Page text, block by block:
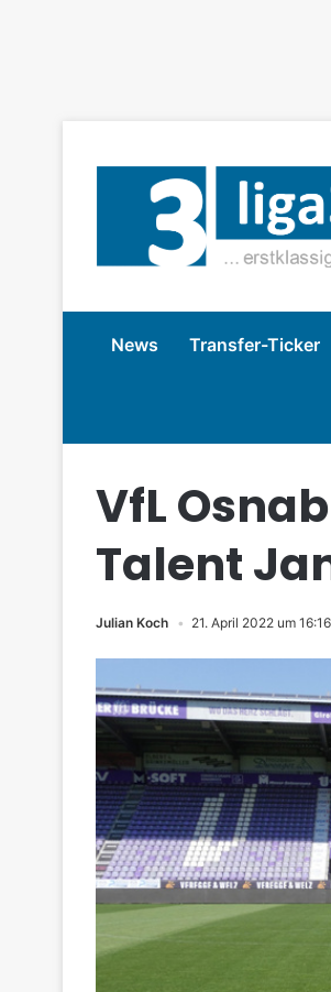
News Transfer-Ticker
VfL
Talent
Julian Koch 21. April 2022 um